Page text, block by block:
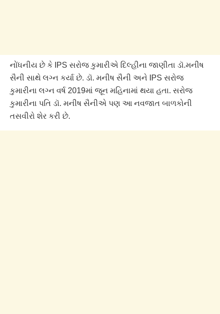
નોંધનીય છે કે IPS સરોજ કુમારીએ દિલ્હીના જાણીતા ડૉ.મનીષ
સૈની સાથે લગ્ન કર્યા છે. ડૉ. મનીષ સૈની અને IPS સરોજ
કુમારીના લગ્ન વર્ષ 2019માં જૂન મહિનામાં થયા હતા. સરોજ
કુમારીના પતિ ડૉ. મનીષ સૈનીએ પણ આ નવજાત બાળકોની
તસવીરો શેર કરી છે.